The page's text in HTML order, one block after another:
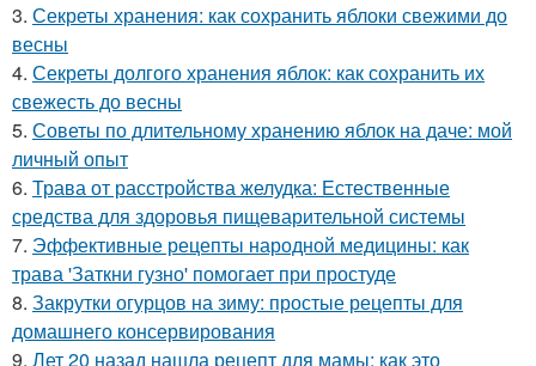
3. Секреты хранения: как сохранить яблоки свежими до
весны
4. Секреты долгого хранения яблок: как сохранить их
свежесть до весны
5. Советы по длительному хранению яблок на даче: мой
личный опыт
6. Трава от расстройства желудка: Естественные
средства для здоровья пищеварительной системы
7. Эффективные рецепты народной медицины: как
трава 'Заткни гузно' помогает при простуде
8. Закрутки огурцов на зиму: простые рецепты для
домашнего консервирования
9. Лет 20 назад нашла рецепт для мамы: как это